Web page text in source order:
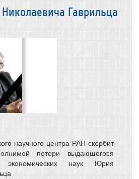
Гаврильца
научного центра РАН скорбит
потери выдающегося
экономических наук Юрия